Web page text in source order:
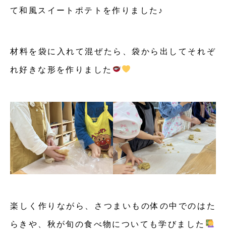
て和風スイートポテトを作りました♪
材料を袋に入れて混ぜたら、袋から出してそれぞ
れ好きな形を作りました
楽しく作りながら、さつまいもの体の中でのはた
らきや、秋が旬の食べ物についても学びました